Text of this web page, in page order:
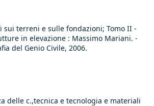
sui terreni e sulle fondazioni; Tomo II -
in elevazione : Massimo Mariani. -
del Genio Civile, 2006.
delle c.,tecnica e tecnologia e materiali